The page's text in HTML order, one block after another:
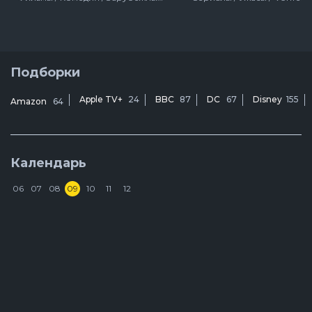
Подборки
Amazon 64 Apple TV+ 24 BBC 87 DC 67 Disney 155
Календарь
06 07 08 09 10 11 12